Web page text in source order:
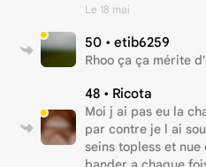
Le 18 mai
50 • etib6259
Rhoo ça ça mérite
48 • Ricota
Moi j ai pas eu la
par contre je l ai
seins topless et